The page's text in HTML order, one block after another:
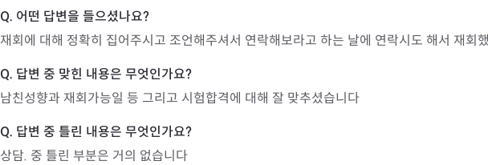
재회에 대해 정확히 집어주시고 조언해주셔서 연락해보라고 하는 날에 연락시도 해서 재회
남친성향과 재회가능일 등 그리고 시험합격에 대해 잘 맞추셨습니다
상담. 중 틀린 부분은 거의 없습니다